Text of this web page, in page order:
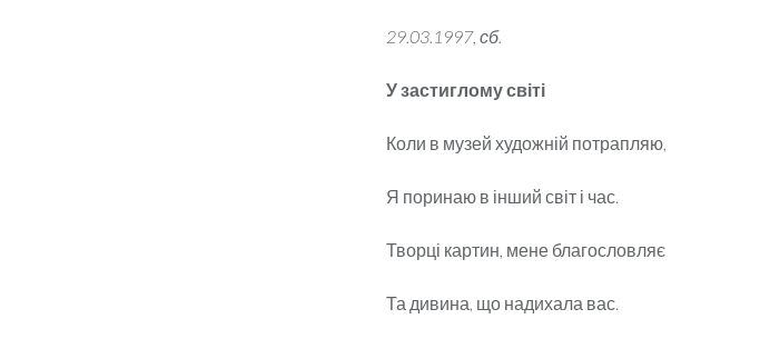
29.03.1997, сб.
У застиглому світі
Коли в музей художній потрапляю,
Я поринаю в інший світ і час.
Творці картин, мене благословляє
Та дивина, що надихала вас.